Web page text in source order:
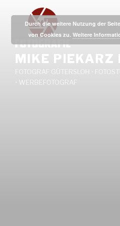
Inhalt
springen
MIKE PIEKARZ
FOTOGRAF GÜTERSLOH •
• WERBEFOTOGRAF
Durch die weitere Nutzung der
von Cookies zu.Weitere